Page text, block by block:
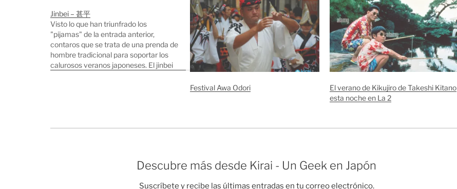
Jinbei – 甚平
Visto lo que han triunfrado los
"pijamas" de la entrada anterior,
contaros que se trata de una prenda de
hombre tradicional para soportar los
calurosos veranos japoneses. El jinbei
Festival Awa Odori
El verano de Kikujiro de Takeshi Kitano
esta noche en La 2
Descubre más desde Kirai - Un Geek en Japón
Suscríbete y recibe las últimas entradas en tu correo electrónico.